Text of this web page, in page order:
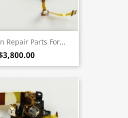
Repair Parts For...